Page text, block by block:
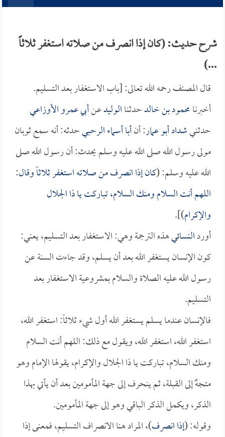
شرح حديث: (كان إذا انصرف من صلاته استغفر ثلاثاً
...)
قال المصنف رحمه الله تعالى: [باب الاستغفار بعد التسليم.
أخبرنامحمود بن خالدحدثناالوليدعنأبي عمرو الأوزاعي
حدثنيشداد أبو عمار: أنأبا أسماء الرحبيحدثه: أنه سمع ثوبان
مولى رسول الله صلى الله عليه وسلم يحدث: أن رسول الله صلى
الله عليه وسلم: (كان إذا انصرف من صلاته استغفر ثلاثاً وقال:
اللهم أنت السلام ومنك السلام، تباركت يا ذا الجلال
والإكرام)].
أوردالنسائيهذه الترجمة وهي: الاستغفار بعد التسليم، يعني:
كون الإنسان يستغفر الله بعد أن يسلم، وقد جاءت السنة عن
رسول الله عليه الصلاة والسلام بمشروعية الاستغفار بعد
التسليم.
فالإنسان عندما يسلم يستغفر الله أول شيء ثلاثاً: استغفر الله،
استغفر الله، استغفر الله، ويقول مع ذلك: اللهم أنت السلام
ومنك السلام، تباركت يا ذا الجلال والإكرام، يقولها الإمام وهو
متجهٌ إلى القبلة، ثم ينحرف إلى جهة المأمومين بعد أن يأتي بهذا
الذكر، ويكمل الذكر الباقي وهو إلى جهة المأمومين.
وقوله: (إذا انصرف)، المراد هنا الانصراف التسليم، فمعنى إذا